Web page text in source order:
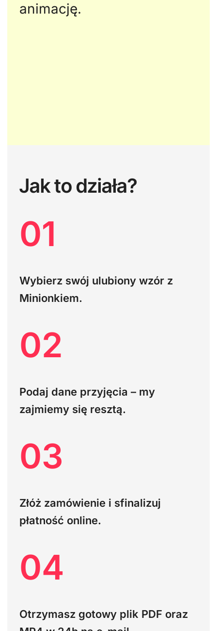
animację.
Jak to działa?
01
Wybierz swój ulubiony wzór z
Minionkiem.
02
Podaj dane przyjęcia – my
zajmiemy się resztą.
03
Złóż zamówienie i sfinalizuj
płatność online.
04
Otrzymasz gotowy plik PDF oraz